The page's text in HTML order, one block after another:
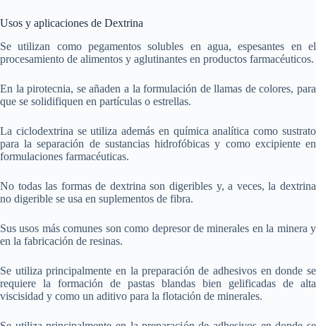
Usos y aplicaciones de Dextrina
Se utilizan como pegamentos solubles en agua, espesantes en el
procesamiento de alimentos y aglutinantes en productos farmacéuticos.
En la pirotecnia, se añaden a la formulación de llamas de colores, para
que se solidifiquen en partículas o estrellas.
La ciclodextrina se utiliza además en química analítica como sustrato
para la separación de sustancias hidrofóbicas y como excipiente en
formulaciones farmacéuticas.
No todas las formas de dextrina son digeribles y, a veces, la dextrina
no digerible se usa en suplementos de fibra.
Sus usos más comunes son como depresor de minerales en la minera y
en la fabricación de resinas.
Se utiliza principalmente en la preparación de adhesivos en donde se
requiere la formación de pastas blandas bien gelificadas de alta
viscisidad y como un aditivo para la flotación de minerales.